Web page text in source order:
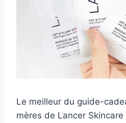
Le meilleur du guide-
mères de Lancer Skincare